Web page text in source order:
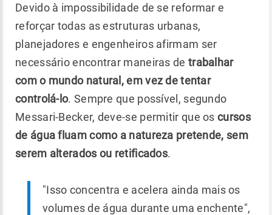
Devido à impossibilidade de se reformar e
reforçar todas as estruturas urbanas,
planejadores e engenheiros afirmam ser
necessário encontrar maneiras de trabalhar
com o mundo natural, em vez de tentar
controlá-lo. Sempre que possível, segundo
Messari-Becker, deve-se permitir que os cursos
de água fluam como a natureza pretende, sem
serem alterados ou retificados.
"Isso concentra e acelera ainda mais os
volumes de água durante uma enchente",